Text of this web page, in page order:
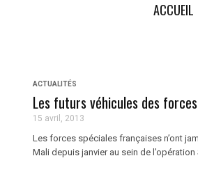
ACCUEIL
ACTUALITÉS
Les futurs véhicules des
15 avril, 2013
Les forces spéciales françaises n’ont
Mali depuis janvier au sein de